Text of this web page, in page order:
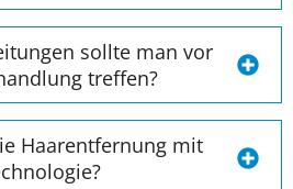
sollte man vor
treffen?
Haarentfernung mit